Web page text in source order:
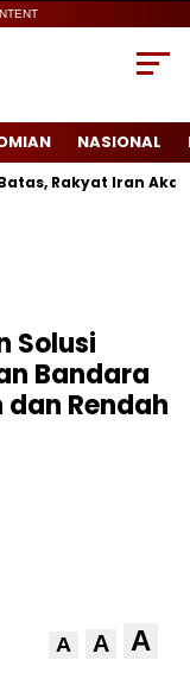
NASIONAL
Rakyat Iran Akan
Solusi
Bandara
dan Rendah
A A A